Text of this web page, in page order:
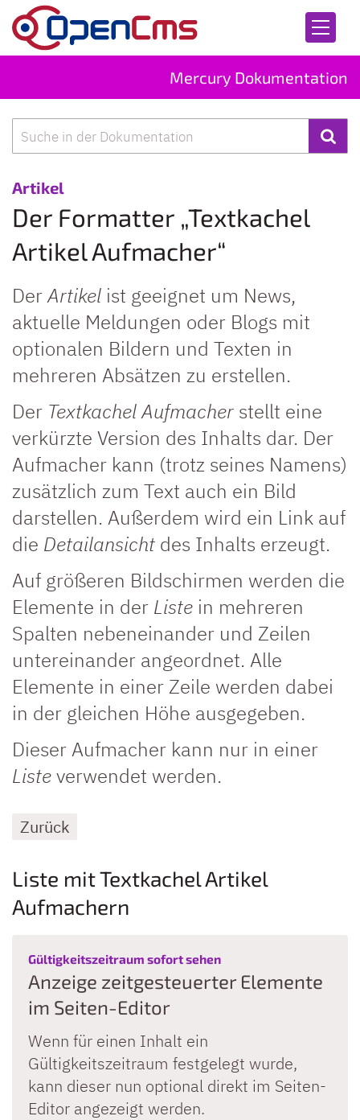
Zum Inhalt springen
Mercury Dokumentation
Artikel
Der Formatter „Textkachel
Artikel Aufmacher“
DerArtikel ist geeignet um News,
aktuelle Meldungen oder Blogs mit
optionalen Bildern und Texten in
mehreren Absätzen zu erstellen.
Der Textkachel Aufmacher stellt eine
verkürzte Version des Inhalts dar. Der
Aufmacher kann (trotz seines Namens)
zusätzlich zum Text auch ein Bild
darstellen. Außerdem wird ein Link auf
die Detailansicht des Inhalts erzeugt.
Auf größeren Bildschirmen werden die
Elemente in der Liste in mehreren
Spalten nebeneinander und Zeilen
untereinander angeordnet. Alle
Elemente in einer Zeile werden dabei
in der gleichen Höhe ausgegeben.
Dieser Aufmacher kann nur in einer
Listeverwendet werden.
Zurück
Liste mit Textkachel Artikel
Aufmachern
Gültigkeitszeitraum sofort sehen:
Anzeige zeitgesteuerter Elemente
im Seiten-Editor
Wenn für einen Inhalt ein
Gültigkeitszeitraum festgelegt wurde,
kann dieser nun optional direkt im Seiten-
Editor angezeigt werden.
Suche